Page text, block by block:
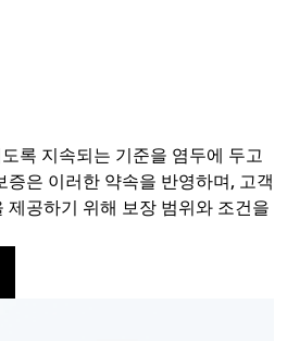
록 지속되는 기준을 염두에 두고
은 이러한 약속을 반영하며, 고객
제공하기 위해 보장 범위와 조건을